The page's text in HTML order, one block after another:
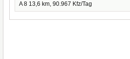
A 8 13,6 km, 90.967 Kfz/Tag